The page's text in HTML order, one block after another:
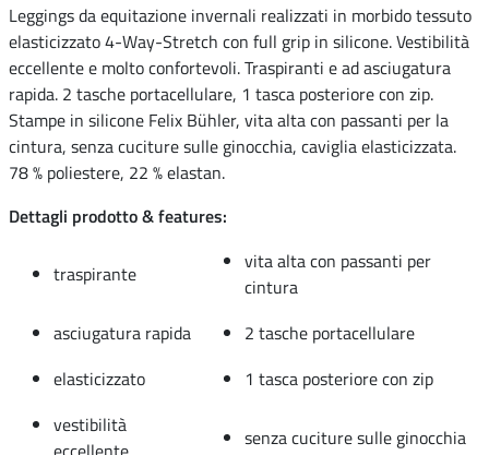
Leggings da equitazione invernali realizzati in morbido tessuto
elasticizzato 4-Way-Stretch con full grip in silicone. Vestibilità
eccellente e molto confortevoli. Traspiranti e ad asciugatura
rapida. 2 tasche portacellulare, 1 tasca posteriore con zip.
Stampe in silicone Felix Bühler, vita alta con passanti per la
cintura, senza cuciture sulle ginocchia, caviglia elasticizzata.
78 % poliestere, 22 % elastan.
Dettagli prodotto & features:
traspirante
vita alta con passanti per
cintura
asciugatura rapida
2 tasche portacellulare
elasticizzato
1 tasca posteriore con zip
vestibilità
senza cuciture sulle ginocchia